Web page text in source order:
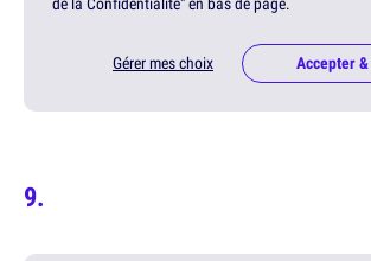
Gérer mes choix Accepter